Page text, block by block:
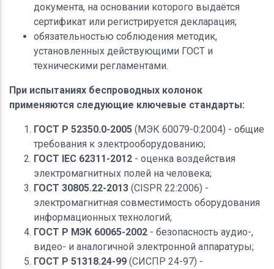
документа, на основании которого выдаётся
сертификат или регистрируется декларация;
обязательностью соблюдения методик,
установленных действующими ГОСТ и
техническими регламентами.
При испытаниях беспроводных колонок
применяются следующие ключевые стандарты:
ГОСТ Р 52350.0-2005 (МЭК 60079-0:2004) - общие
требования к электрооборудованию;
ГОСТ IEC 62311-2012 - оценка воздействия
электромагнитных полей на человека;
ГОСТ 30805.22-2013 (CISPR 22:2006) -
электромагнитная совместимость оборудования
информационных технологий;
ГОСТ Р МЭК 60065-2002 - безопасность аудио-,
видео- и аналогичной электронной аппаратуры;
ГОСТ Р 51318.24-99 (СИСПР 24-97) -